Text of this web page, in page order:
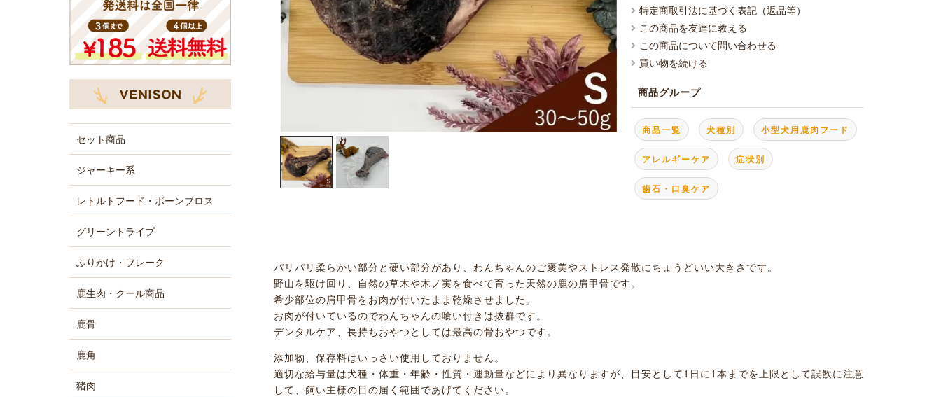
特定商取引法に基づく表記（返品等）
この商品を友達に教える
この商品について問い合わせる
買い物を続ける
商品グループ
商品一覧 犬種別 小型犬用鹿肉フード
アレルギーケア 症状別
歯石・口臭ケア
パリパリ柔らかい部分と硬い部分があり、わんちゃんのご褒美やストレス発散にちょうどいい大きさです。
野山を駆け回り、自然の草木や木ノ実を食べて育った天然の鹿の肩甲骨です。
希少部位の肩甲骨をお肉が付いたまま乾燥させました。
お肉が付いているのでわんちゃんの喰い付きは抜群です。
デンタルケア、長持ちおやつとしては最高の骨おやつです。
添加物、保存料はいっさい使用しておりません。
適切な給与量は犬種・体重・年齢・性質・運動量などにより異なりますが、目安として1日に1本までを上限として誤飲に注意
して、飼い主様の目の届く範囲であげてください。
セット商品
ジャーキー系
レトルトフード・ボーンブロス
グリーントライプ
ふりかけ・フレーク
鹿生肉・クール商品
鹿骨
鹿角
猪肉